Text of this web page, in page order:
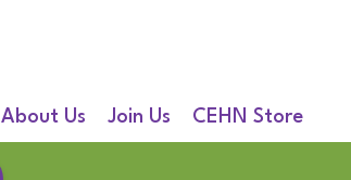
About Us Join Us CEHN Store